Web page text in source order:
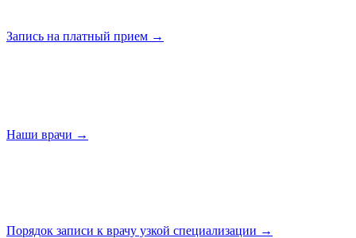
Запись на платный прием →
Наши врачи →
Порядок записи к врачу узкой специализации →